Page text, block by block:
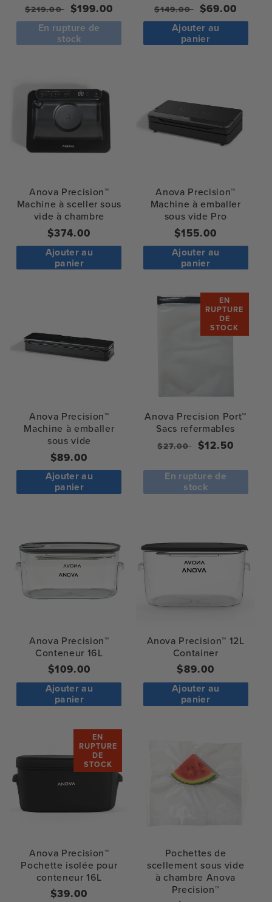
Regular
price
$219.00 Sale
price
$199.00
En rupture de
stock
Prix
normal
$149.00 Prix
de
vente
$69.00
Ajouter au
panier
Anova Precision™
Machine à sceller sous
vide à chambre
Prix
normal
$374.00
Ajouter au
panier
Anova Precision™
Machine à emballer
sous vide Pro
Regular
price
$155.00
Ajouter au
panier
Anova Precision™
Machine à emballer
sous vide
Prix
normal
$89.00
Ajouter au
panier
EN
RUPTURE
DE
STOCK
Anova Precision Port™
Sacs refermables
Prix
$27.00 Prix
vente
$12.50
En rupture de
stock
Anova Precision™
Conteneur 16L
Prix
normal
$109.00
Ajouter au
panier
Anova Precision™ 12L
Container
Prix
normal
$89.00
Ajouter au
panier
EN
RUPTURE
DE
STOCK
Anova Precision™
Pochette isolée pour
conteneur 16L
Prix
$39.00
Pochettes de
scellement sous vide
à chambre Anova
Precision™